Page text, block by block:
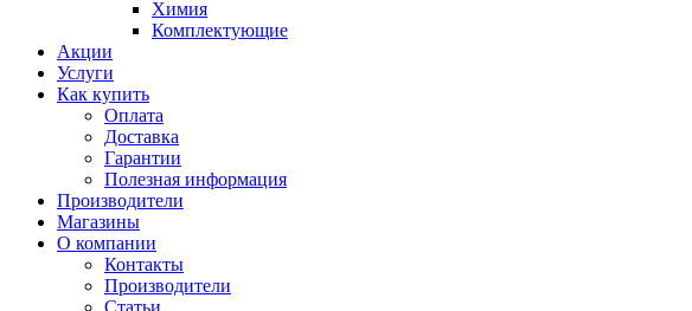
Химия
Комплектующие
Акции
Услуги
Как купить
Оплата
Доставка
Гарантии
Полезная информация
Производители
Магазины
О компании
Контакты
Производители
Статьи